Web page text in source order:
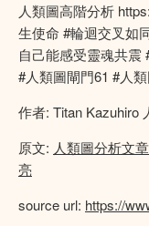
人類圖高階分析
生使命 #輪迴交叉如
自己能感受靈魂共震
#人類圖閘門61 #人
作者: Titan Kazuhiro
原文: 人類圖分析文
亮
source url: https://